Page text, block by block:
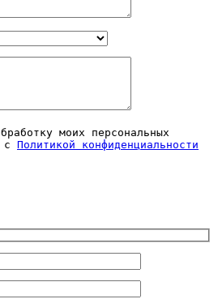
моих персональных
с Политикой конфиденциальности